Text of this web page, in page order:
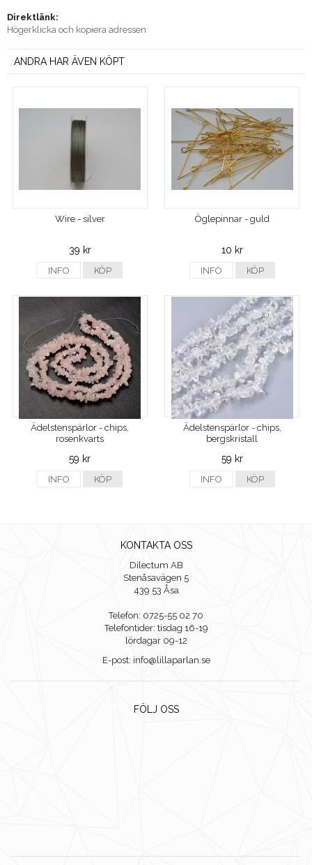
Direktlänk:
Högerklicka och kopiera adressen
ANDRA HAR ÄVEN KÖPT
Wire - silver
39 kr
INFO KÖP
Öglepinnar - guld
10 kr
INFO KÖP
Ädelstenspärlor - chips,
rosenkvarts
59 kr
INFO KÖP
Ädelstenspärlor - chips,
bergskristall
59 kr
INFO KÖP
KONTAKTA OSS
Dilectum AB
Stenåsavägen 5
439 53 Åsa
Telefon: 0725-55 02 70
Telefontider: tisdag 16-19
lördagar 09-12
E-post: info@lillaparlan.se
FÖLJ OSS